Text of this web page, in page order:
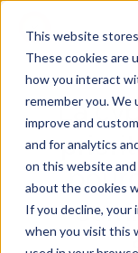
This website
These cookies are
how you interact
remember you.
improve and
and for analytics
on this website
about the cookies
If you decline, your
when you visit this
La